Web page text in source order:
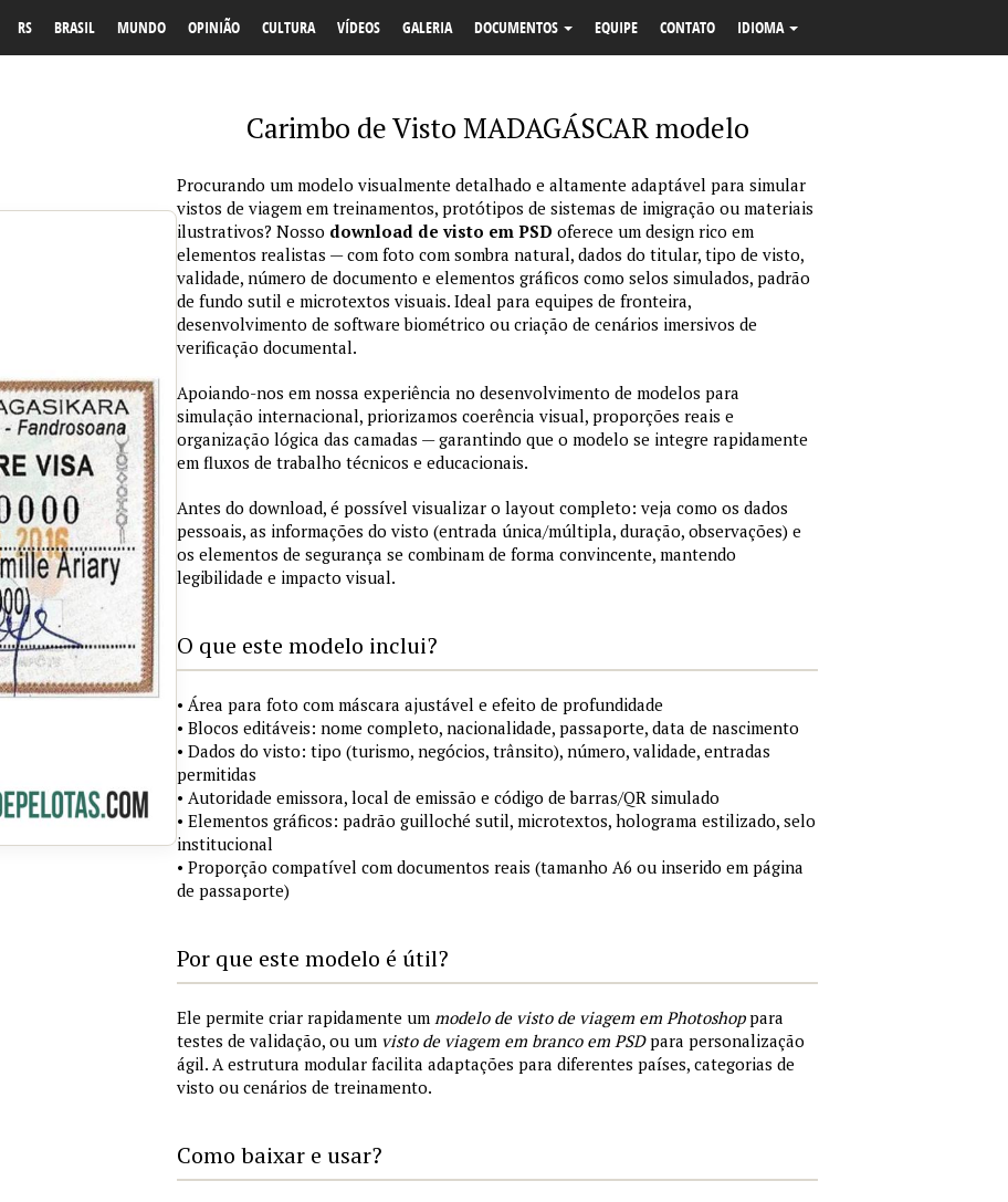
RS BRASIL MUNDO OPINIÃO CULTURA VÍDEOS GALERIA DOCUMENTOS EQUIPE CONTATO IDIOMA
Carimbo de Visto MADAGÁSCAR modelo
Procurando um modelo visualmente detalhado e altamente adaptável para simular
vistos de viagem em treinamentos, protótipos de sistemas de imigração ou materiais
ilustrativos? Nosso download de visto em PSD oferece um design rico em
elementos realistas — com foto com sombra natural, dados do titular, tipo de visto,
validade, número de documento e elementos gráficos como selos simulados, padrão
de fundo sutil e microtextos visuais. Ideal para equipes de fronteira,
desenvolvimento de software biométrico ou criação de cenários imersivos de
verificação documental.
Apoiando-nos em nossa experiência no desenvolvimento de modelos para
simulação internacional, priorizamos coerência visual, proporções reais e
organização lógica das camadas — garantindo que o modelo se integre rapidamente
em fluxos de trabalho técnicos e educacionais.
Antes do download, é possível visualizar o layout completo: veja como os dados
pessoais, as informações do visto (entrada única/múltipla, duração, observações) e
os elementos de segurança se combinam de forma convincente, mantendo
legibilidade e impacto visual.
O que este modelo inclui?
• Área para foto com máscara ajustável e efeito de profundidade
• Blocos editáveis: nome completo, nacionalidade, passaporte, data de nascimento
• Dados do visto: tipo (turismo, negócios, trânsito), número, validade, entradas
permitidas
• Autoridade emissora, local de emissão e código de barras/QR simulado
• Elementos gráficos: padrão guilloché sutil, microtextos, holograma estilizado, selo
institucional
• Proporção compatível com documentos reais (tamanho A6 ou inserido em página
de passaporte)
Por que este modelo é útil?
Ele permite criar rapidamente um modelo de visto de viagem em Photoshoppara
testes de validação, ou um visto de viagem em branco em PSDpara personalização
ágil. A estrutura modular facilita adaptações para diferentes países, categorias de
visto ou cenários de treinamento.
Como baixar e usar?